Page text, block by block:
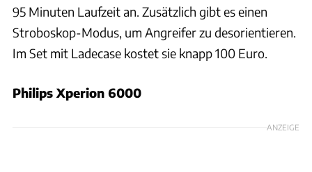
95 Minuten Laufzeit an. Zusätzlich gibt es einen
Stroboskop-Modus, um Angreifer zu desorientieren.
Im Set mit Ladecase kostet sie knapp 100 Euro.
Philips Xperion 6000
ANZEIGE